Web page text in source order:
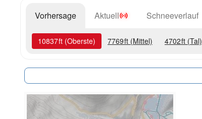
Vorhersage Aktuell Schneeverlauf
10837ft (Oberste) 7769ft (Mittel) 4702ft (Tal)